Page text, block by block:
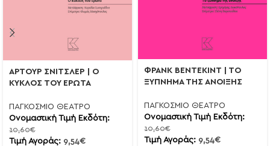
ΑΡΤΟΥΡ ΣΝΙΤΣΛΕΡ | Ο
ΚΥΚΛΟΣ ΤΟΥ ΕΡΩΤΑ
ΠΑΓΚΟΣΜΙΟ ΘΕΑΤΡΟ
Ονομαστική Τιμή Εκδότη:
10,60€
Τιμή Αγοράς: 9,54€
ΦΡΑΝΚ ΒΕΝΤΕΚΙΝΤ | ΤΟ
ΞΥΠΝΗΜΑ ΤΗΣ ΑΝΟΙΞΗΣ
ΠΑΓΚΟΣΜΙΟ ΘΕΑΤΡΟ
Ονομαστική Τιμή Εκδότη:
10,60€
Τιμή Αγοράς: 9,54€